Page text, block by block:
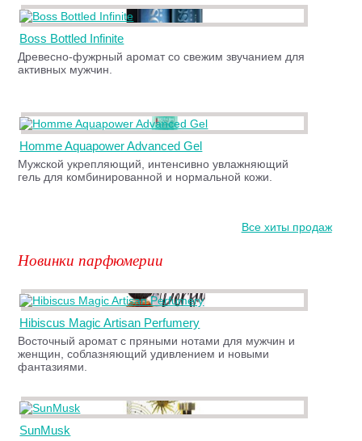
Boss Bottled Infinite
Древесно-фужрный аромат со свежим звучанием для
активных мужчин.
Homme Aquapower Advanced Gel
Мужской укрепляющий, интенсивно увлажняющий
гель для комбинированной и нормальной кожи.
Все хиты продаж
Новинки парфюмерии
Hibiscus Magic Artisan Perfumery
Восточный аромат с пряными нотами для мужчин и
женщин, соблазняющий удивлением и новыми
фантазиями.
SunMusk